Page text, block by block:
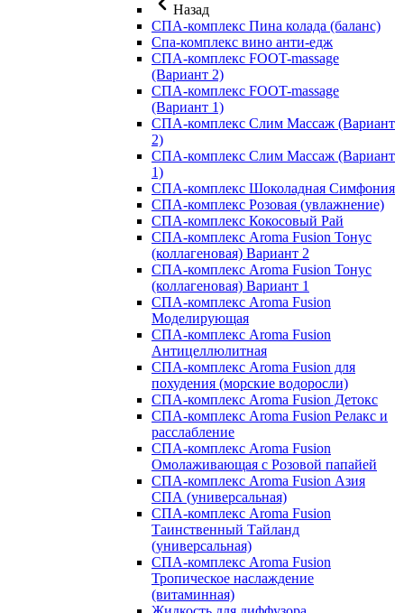
Назад
СПА-комплекс Пина колада (баланс)
Cпа-комплекс вино анти-едж
СПА-комплекс FOOT-massage
(Вариант 2)
СПА-комплекс FOOT-massage
(Вариант 1)
СПА-комплекс Слим Массаж (Вариант
2)
СПА-комплекс Слим Массаж (Вариант
1)
СПА-комплекс Шоколадная Симфония
СПА-комплекс Розовая (увлажнение)
СПА-комплекс Кокосовый Рай
СПА-комплекс Aroma Fusion Тонус
(коллагеновая) Вариант 2
СПА-комплекс Aroma Fusion Тонус
(коллагеновая) Вариант 1
СПА-комплекс Aroma Fusion
Моделирующая
СПА-комплекс Aroma Fusion
Антицеллюлитная
СПА-комплекс Aroma Fusion для
похудения (морские водоросли)
СПА-комплекс Aroma Fusion Детокс
СПА-комплекс Aroma Fusion Релакс и
расслабление
СПА-комплекс Aroma Fusion
Омолаживающая с Розовой папайей
СПА-комплекс Aroma Fusion Азия
СПА (универсальная)
СПА-комплекс Aroma Fusion
Таинственный Тайланд
(универсальная)
СПА-комплекс Aroma Fusion
Тропическое наслаждение
(витаминная)